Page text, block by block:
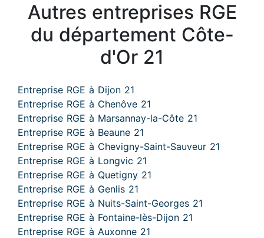
Autres entreprises RGE
du département Côte-
d'Or 21
Entreprise RGE à Dijon 21
Entreprise RGE à Chenôve 21
Entreprise RGE à Marsannay-la-Côte 21
Entreprise RGE à Beaune 21
Entreprise RGE à Chevigny-Saint-Sauveur 21
Entreprise RGE à Longvic 21
Entreprise RGE à Quetigny 21
Entreprise RGE à Genlis 21
Entreprise RGE à Nuits-Saint-Georges 21
Entreprise RGE à Fontaine-lès-Dijon 21
Entreprise RGE à Auxonne 21